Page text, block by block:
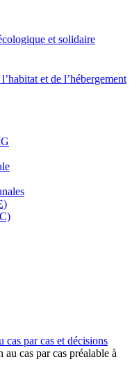
et solidaire
et de l’hébergement
cas par cas et décisions
au cas par cas préalable à